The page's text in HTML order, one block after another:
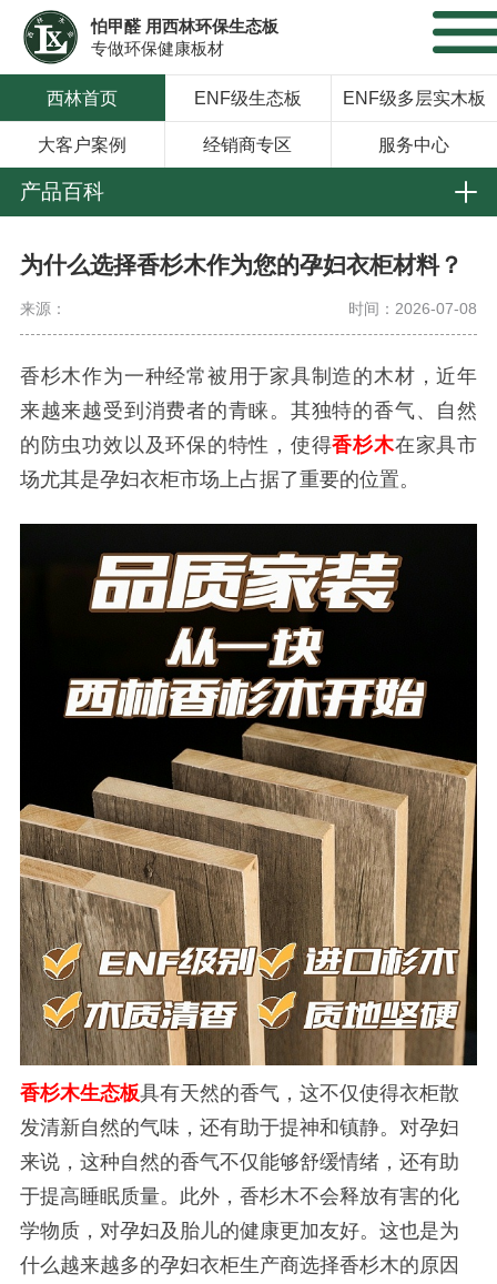
怕甲醛 用西林环保生态板
专做环保健康板材
西林首页 ENF级生态板 ENF级多层实木板
大客户案例 经销商专区 服务中心
产品百科
为什么选择香杉木作为您的孕妇衣柜材料？
来源： 时间：2026-07-08
香杉木作为一种经常被用于家具制造的木材，近年
来越来越受到消费者的青睐。其独特的香气、自然
的防虫功效以及环保的特性，使得香杉木在家具市
场尤其是孕妇衣柜市场上占据了重要的位置。
香杉木生态板具有天然的香气，这不仅使得衣柜散
发清新自然的气味，还有助于提神和镇静。对孕妇
来说，这种自然的香气不仅能够舒缓情绪，还有助
于提高睡眠质量。此外，香杉木不会释放有害的化
学物质，对孕妇及胎儿的健康更加友好。这也是为
什么越来越多的孕妇衣柜生产商选择香杉木的原因